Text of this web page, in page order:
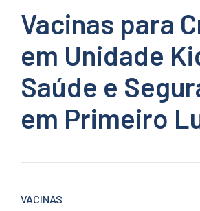
Vacinas para
em Unidade
Saúde e
em Primeiro
VACINAS